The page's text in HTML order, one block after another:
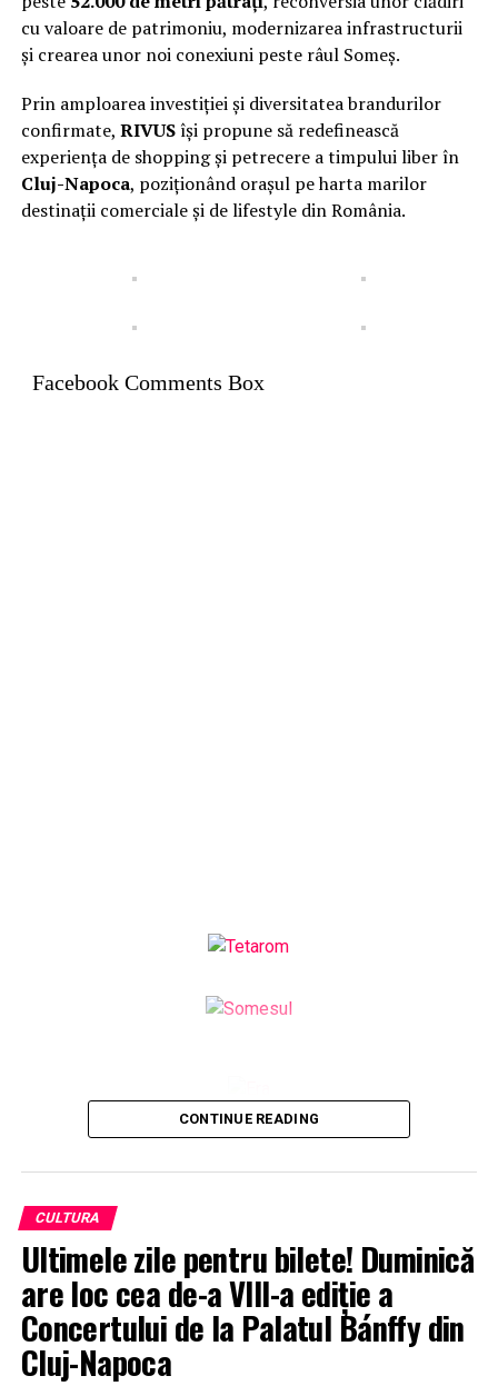
cu valoare de patrimoniu, modernizarea infrastructurii
și crearea unor noi conexiuni peste râul Someș.
Prin amploarea investiției și diversitatea brandurilor
confirmate, RIVUSîși propune să redefinească
experiența de shopping și petrecere a timpului liber în
Cluj-Napoca, poziționând orașul pe harta marilor
destinații comerciale și de lifestyle din România.
Facebook Comments Box
CONTINUE READING
CULTURA
Ultimele zile pentru bilete! Duminică
are loc cea de-a VIII-a ediție a
Concertului de la Palatul Bánffy din
Cluj-Napoca